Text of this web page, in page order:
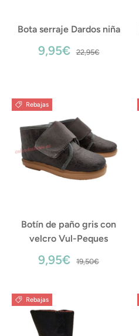
Bota serraje Dardos niña
9,95€ 22,95€
Rebajas
Botín de paño gris con
velcro Vul-Peques
9,95€ 19,50€
Rebajas